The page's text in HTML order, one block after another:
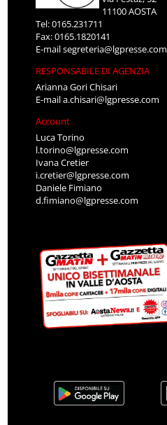
11100 AOSTA
Tel: 0165.231711
Fax: 0165.1820141
E-mailsegreteria@lgpresse.com
RESPONSABILE DI AGENZIA
Arianna Gori Chisari
E-maila.chisari@lgpresse.com
Account
Luca Torino
l.torino@lgpresse.com
Ivana Cretier
i.cretier@lgpresse.com
Daniele Fimiano
d.fimiano@lgpresse.com